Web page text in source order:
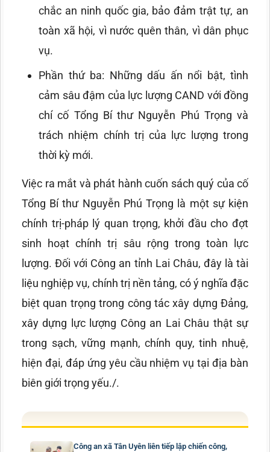
chắc an ninh quốc gia, bảo đảm trật tự, an
toàn xã hội, vì nước quên thân, vì dân phục
vụ.
Phần thứ ba: Những dấu ấn nổi bật, tình
cảm sâu đậm của lực lượng CAND với đồng
chí cố Tổng Bí thư Nguyễn Phú Trọng và
trách nhiệm chính trị của lực lượng trong
thời kỳ mới.
Việc ra mắt và phát hành cuốn sách quý của cố
Tổng Bí thư Nguyễn Phú Trọng là một sự kiện
chính trị-pháp lý quan trọng, khởi đầu cho đợt
sinh hoạt chính trị sâu rộng trong toàn lực
lượng. Đối với Công an tỉnh Lai Châu, đây là tài
liệu nghiệp vụ, chính trị nền tảng, có ý nghĩa đặc
biệt quan trọng trong công tác xây dựng Đảng,
xây dựng lực lượng Công an Lai Châu thật sự
trong sạch, vững mạnh, chính quy, tinh nhuệ,
hiện đại, đáp ứng yêu cầu nhiệm vụ tại địa bàn
biên giới trọng yếu./.
Công an xã Tân Uyên liên tiếp lập chiến công,